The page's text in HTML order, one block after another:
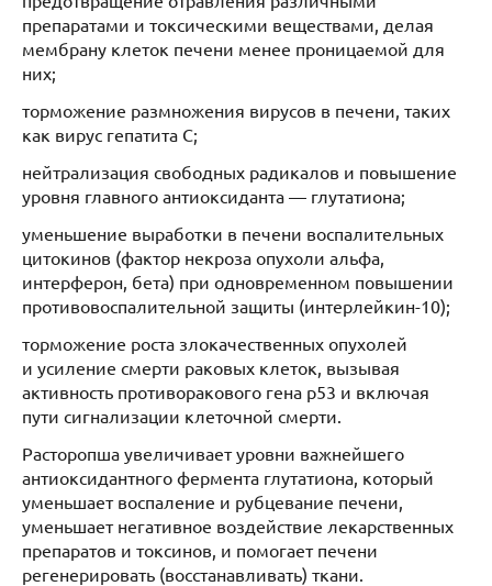
препаратами и токсическими веществами, делая
мембрану клеток печени менее проницаемой для
них;
торможение размножения вирусов в печени, таких
как вирус гепатита С;
нейтрализация свободных радикалов и повышение
уровня главного антиоксиданта — глутатиона;
уменьшение выработки в печени воспалительных
цитокинов (фактор некроза опухоли альфа,
интерферон, бета) при одновременном повышении
противовоспалительной защиты (интерлейкин-10);
торможение роста злокачественных опухолей
и усиление смерти раковых клеток, вызывая
активность противоракового гена р53 и включая
пути сигнализации клеточной смерти.
Расторопша увеличивает уровни важнейшего
антиоксидантного фермента глутатиона, который
уменьшает воспаление и рубцевание печени,
уменьшает негативное воздействие лекарственных
препаратов и токсинов, и помогает печени
регенерировать (восстанавливать) ткани.